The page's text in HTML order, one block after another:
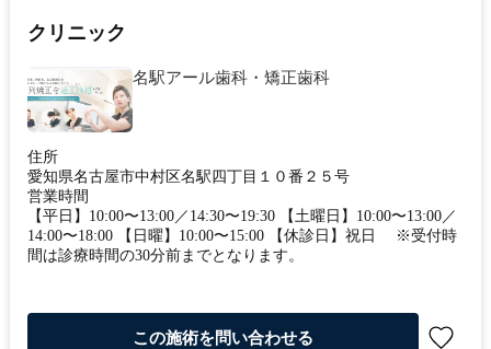
クリニック
名駅アール歯科・矯正歯科
住所
愛知県名古屋市中村区名駅四丁目１０番２５号
営業時間
【平日】10:00〜13:00／14:30〜19:30 【土曜日】10:00〜13:00／
14:00〜18:00 【日曜】10:00〜15:00 【休診日】祝日 ※受付時
間は診療時間の30分前までとなります。
この施術を問い合わせる